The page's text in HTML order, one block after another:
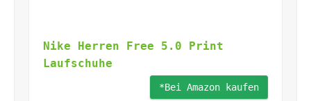
Nike Herren Free 5.0 Print
Laufschuhe
*Bei Amazon kaufen